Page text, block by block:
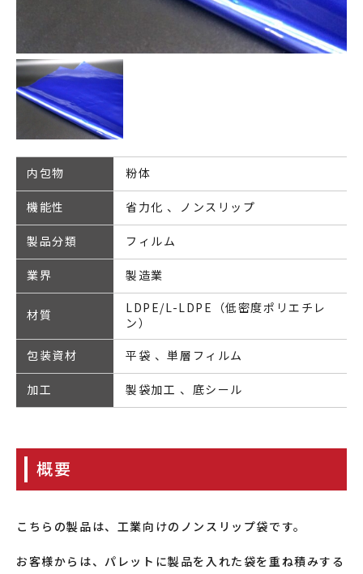
内包物 粉体
機能性 省力化 ノンスリップ
製品分類 フィルム
業界 製造業
材質
LDPE/L-LDPE（低密度ポリエチレ
ン）
包装資材
平袋 単層フィルム
加工 製袋加工 底シール
概要
こちらの製品は、工業向けのノンスリップ袋です。
お客様からは、パレットに製品を入れた袋を重ね積みする